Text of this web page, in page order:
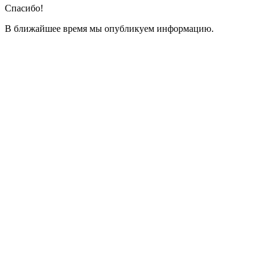
Спасибо!
В ближайшее время мы опубликуем информацию.